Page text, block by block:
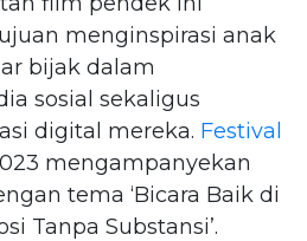
menginspirasi anak
bijak dalam
sosial sekaligus
digital mereka. Festival
mengampanyekan
tema ‘Bicara Baik di
Tanpa Substansi’.